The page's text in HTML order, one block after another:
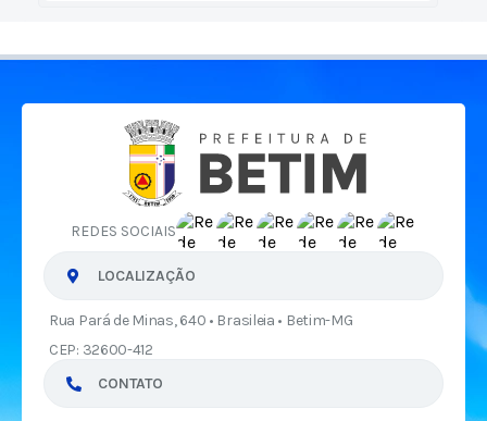
REDES SOCIAIS
LOCALIZAÇÃO
Rua Pará de Minas, 640 • Brasileia • Betim-MG
CEP: 32600-412
CONTATO